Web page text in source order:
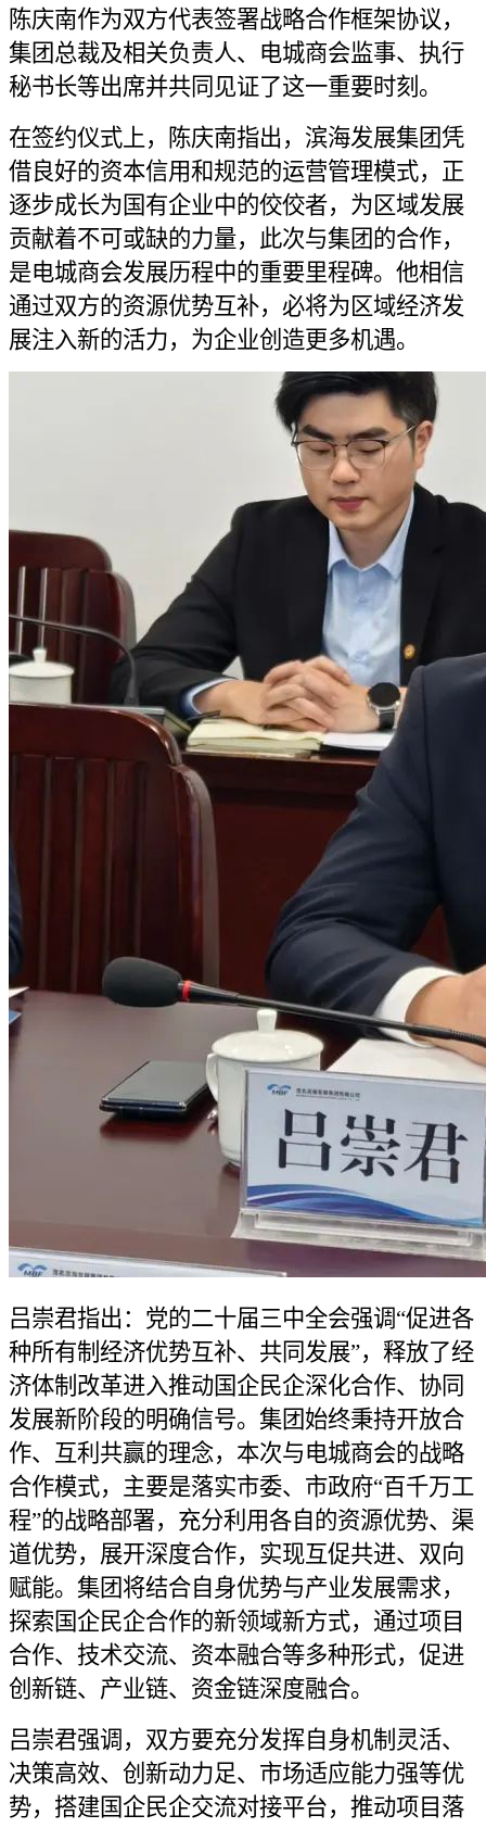
陈庆南作为双方代表签署战略合作框架协议，
集团总裁及相关负责人、电城商会监事、执行
秘书长等出席并共同见证了这一重要时刻。
在签约仪式上，陈庆南指出，滨海发展集团凭
借良好的资本信用和规范的运营管理模式，正
逐步成长为国有企业中的佼佼者，为区域发展
贡献着不可或缺的力量，此次与集团的合作，
是电城商会发展历程中的重要里程碑。他相信
通过双方的资源优势互补，必将为区域经济发
展注入新的活力，为企业创造更多机遇。
吕崇君指出：党的二十届三中全会强调“促进各
种所有制经济优势互补、共同发展”，释放了经
济体制改革进入推动国企民企深化合作、协同
发展新阶段的明确信号。集团始终秉持开放合
作、互利共赢的理念，本次与电城商会的战略
合作模式，主要是落实市委、市政府“百千万工
程”的战略部署，充分利用各自的资源优势、渠
道优势，展开深度合作，实现互促共进、双向
赋能。集团将结合自身优势与产业发展需求，
探索国企民企合作的新领域新方式，通过项目
合作、技术交流、资本融合等多种形式，促进
创新链、产业链、资金链深度融合。
吕崇君强调，双方要充分发挥自身机制灵活、
决策高效、创新动力足、市场适应能力强等优
势，搭建国企民企交流对接平台，推动项目落